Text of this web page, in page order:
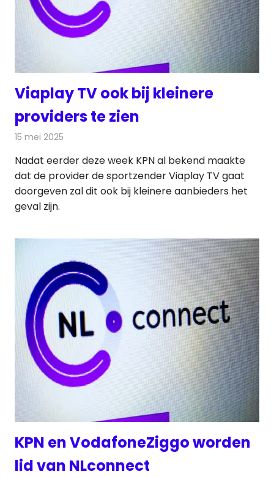
Viaplay TV ook bij kleinere
providers te zien
15 mei 2025
Nadat eerder deze week KPN al bekend maakte
dat de provider de sportzender Viaplay TV gaat
doorgeven zal dit ook bij kleinere aanbieders het
geval zijn.
KPN en VodafoneZiggo worden
lid van NLconnect